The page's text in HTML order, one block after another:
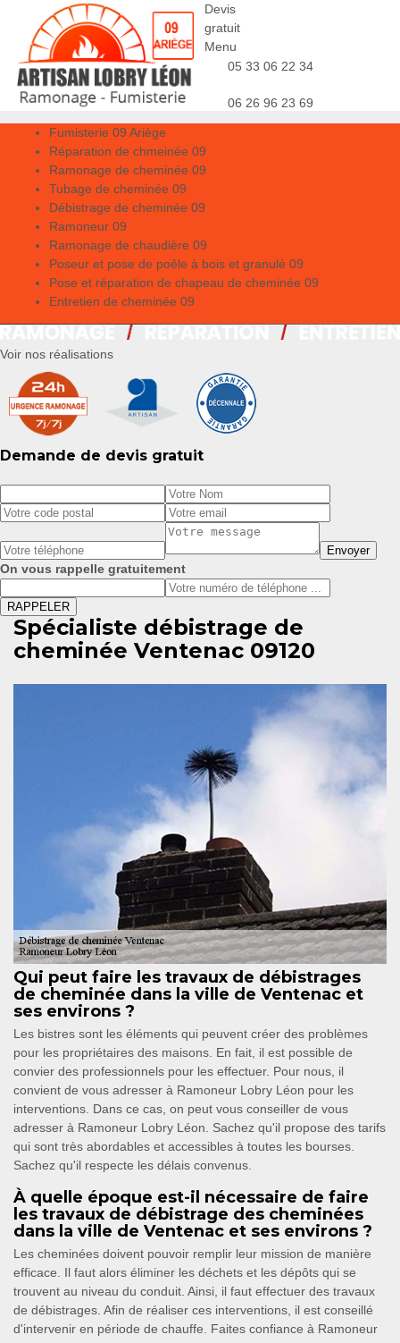
Devis
gratuit
Menu
05 33 06 22 34
06 26 96 23 69
Fumisterie 09 Ariège
Réparation de chmeinée 09
Ramonage de cheminée 09
Tubage de cheminée 09
Débistrage de cheminée 09
Ramoneur 09
Ramonage de chaudière 09
Poseur et pose de poêle à bois et granulé 09
Pose et réparation de chapeau de cheminée 09
Entretien de cheminée 09
Voir nos réalisations
Demande de devis gratuit
On vous rappelle gratuitement
Spécialiste débistrage de
cheminée Ventenac 09120
Qui peut faire les travaux de débistrages
de cheminée dans la ville de Ventenac et
ses environs ?
Les bistres sont les éléments qui peuvent créer des problèmes
pour les propriétaires des maisons. En fait, il est possible de
convier des professionnels pour les effectuer. Pour nous, il
convient de vous adresser à Ramoneur Lobry Léon pour les
interventions. Dans ce cas, on peut vous conseiller de vous
adresser à Ramoneur Lobry Léon. Sachez qu'il propose des tarifs
qui sont très abordables et accessibles à toutes les bourses.
Sachez qu'il respecte les délais convenus.
À quelle époque est-il nécessaire de faire
les travaux de débistrage des cheminées
dans la ville de Ventenac et ses environs ?
Les cheminées doivent pouvoir remplir leur mission de manière
efficace. Il faut alors éliminer les déchets et les dépôts qui se
trouvent au niveau du conduit. Ainsi, il faut effectuer des travaux
de débistrages. Afin de réaliser ces interventions, il est conseillé
d'intervenir en période de chauffe. Faites confiance à Ramoneur